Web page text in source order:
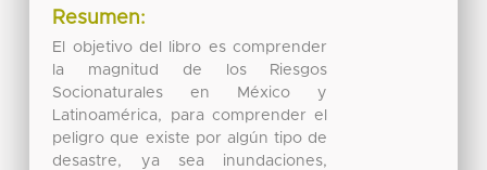
Resumen:
El objetivo del libro es comprender
la magnitud de los Riesgos
Socionaturales en México y
Latinoamérica, para comprender el
peligro que existe por algún tipo de
desastre, ya sea inundaciones,